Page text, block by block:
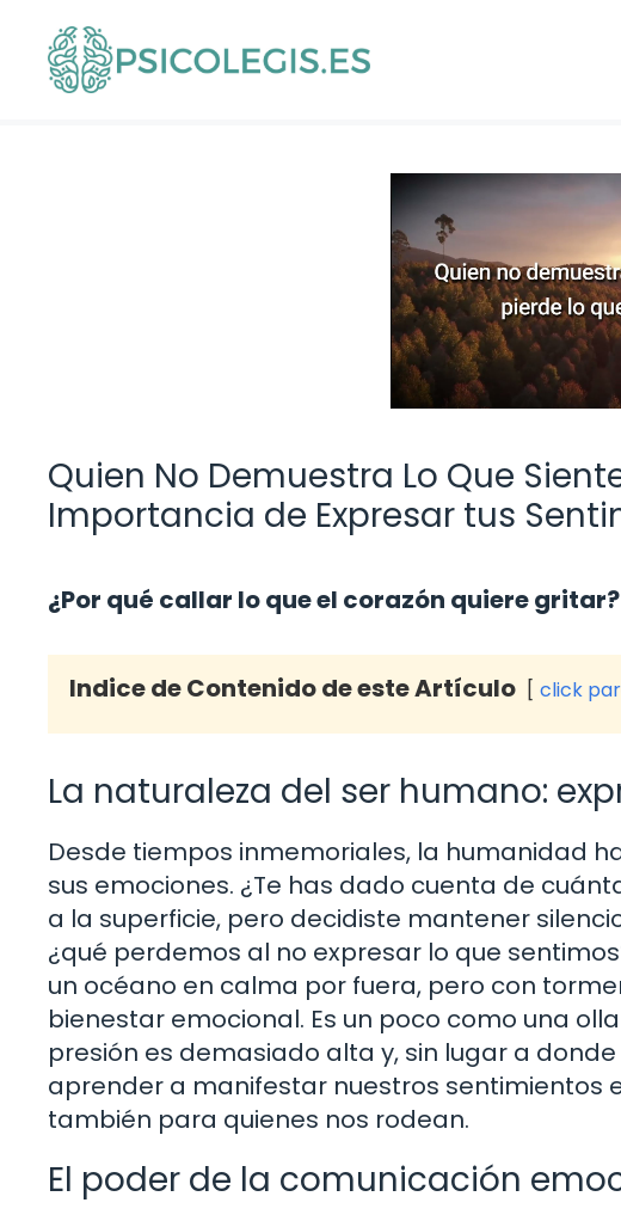
contenido
Quien No Demuestra Lo Que
Importancia de Expresar tus
¿Por qué callar lo que el corazón quiere gritar?
Indice de Contenido de este Artículo click
La naturaleza del ser humano:
Desde tiempos inmemoriales, la humanidad
sus emociones. ¿Te has dado cuenta de
a la superficie, pero decidiste mantener
¿qué perdemos al no expresar lo que
un océano en calma por fuera, pero con
bienestar emocional. Es un poco como una
presión es demasiado alta y, sin lugar a
aprender a manifestar nuestros sentimientos
también para quienes nos rodean.
El poder de la comunicación